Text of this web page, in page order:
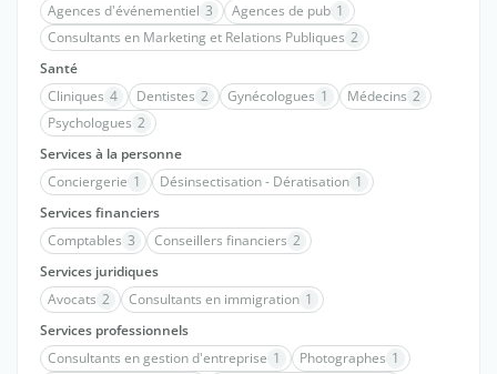
Agences d'événementiel 3 Agences de pub 1
Consultants en Marketing et Relations Publiques 2
Santé
Cliniques 4 Dentistes 2 Gynécologues 1 Médecins 2
Psychologues 2
Services à la personne
Conciergerie 1 Désinsectisation - Dératisation 1
Services financiers
Comptables 3 Conseillers financiers 2
Services juridiques
Avocats 2 Consultants en immigration 1
Services professionnels
Consultants en gestion d'entreprise 1 Photographes 1